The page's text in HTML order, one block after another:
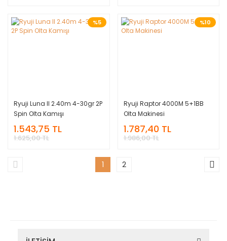
%5
Ryuji Luna II 2.40m 4-30gr 2P
Spin Olta Kamışı
1.543,75 TL
1.625,00 TL
%10
Ryuji Raptor 4000M 5+1BB
Olta Makinesi
1.787,40 TL
1.986,00 TL
1 2